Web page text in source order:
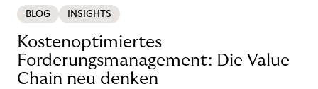
BLOG INSIGHTS
Kostenoptimiertes
Forderungsmanagement: Die Value
Chain neu denken